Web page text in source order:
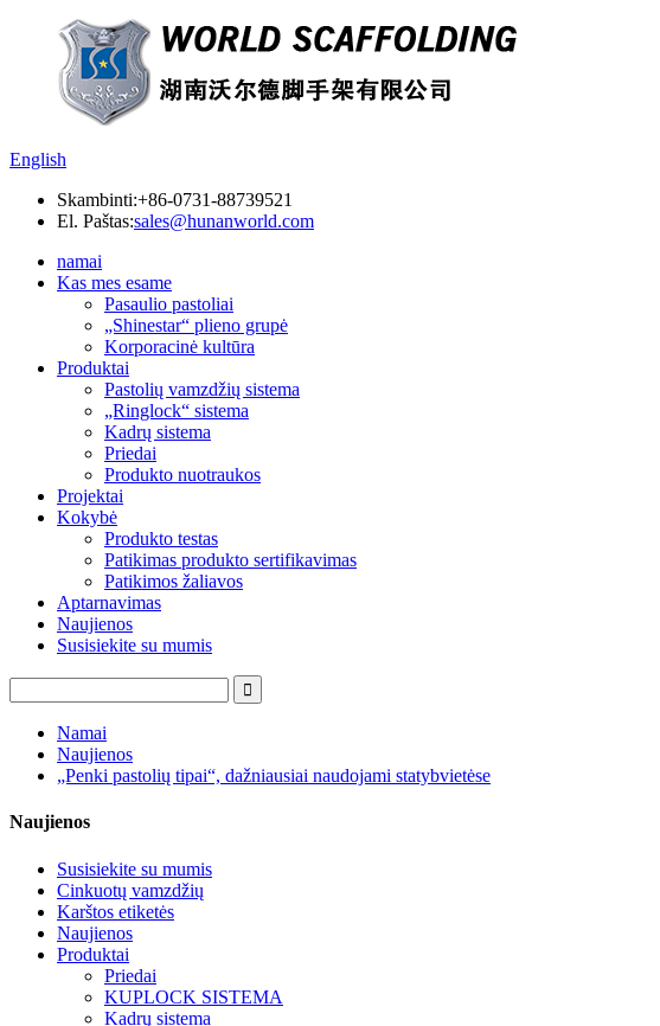
English
Skambinti:+86-0731-88739521
El. Paštas:sales@hunanworld.com
namai
Kas mes esame
Pasaulio pastoliai
„Shinestar“ plieno grupė
Korporacinė kultūra
Produktai
Pastolių vamzdžių sistema
„Ringlock“ sistema
Kadrų sistema
Priedai
Produkto nuotraukos
Projektai
Kokybė
Produkto testas
Patikimas produkto sertifikavimas
Patikimos žaliavos
Aptarnavimas
Naujienos
Susisiekite su mumis
Namai
Naujienos
„Penki pastolių tipai“, dažniausiai naudojami statybvietėse
Naujienos
Susisiekite su mumis
Cinkuotų vamzdžių
Karštos etiketės
Naujienos
Produktai
Priedai
KUPLOCK SISTEMA
Kadrų sistema